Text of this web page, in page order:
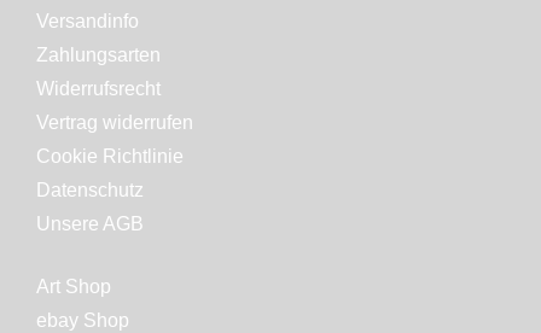
Versandinfo
Zahlungsarten
Widerrufsrecht
Vertrag widerrufen
Cookie Richtlinie
Datenschutz
Unsere AGB
Art Shop
ebay Shop